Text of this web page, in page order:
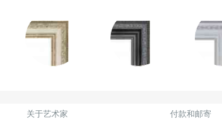
关于艺术家 付款和邮寄